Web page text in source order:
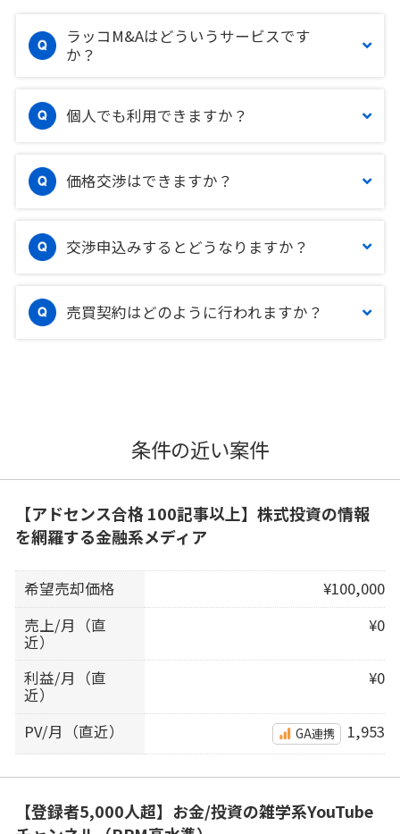
ラッコM&Aはどういうサービスです
か？
個人でも利用できますか？
価格交渉はできますか？
交渉申込みするとどうなりますか？
売買契約はどのように行われますか？
条件の近い案件
【アドセンス合格 100記事以上】株式投資の情報
を網羅する金融系メディア
希望売却価格
¥100,000
売上/月（直
近）
¥0
利益/月（直
近）
¥0
PV/月（直近） GA連携 1,953
【登録者5,000人超】お金/投資の雑学系YouTube